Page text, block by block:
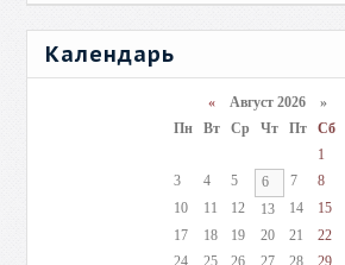
Календарь
«Август 2026 »
Пн
Вт Ср Чт Пт Сб
1
3
4 5 6 7 8
10
11 12 13 14 15
17
18 19 20 21 22
24
25 26 27 28 29